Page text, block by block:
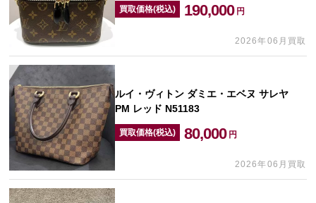
買取価格(税込) 190,000 円
2026年06月買取
ルイ・ヴィトン ダミエ・エベヌ サレヤ
PM レッド N51183
買取価格(税込) 80,000 円
2026年06月買取